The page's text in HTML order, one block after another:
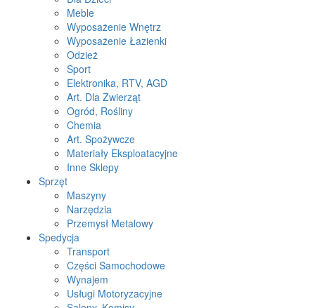
Meble
Wyposażenie Wnętrz
Wyposażenie Łazienki
Odzież
Sport
Elektronika, RTV, AGD
Art. Dla Zwierząt
Ogród, Rośliny
Chemia
Art. Spożywcze
Materiały Eksploatacyjne
Inne Sklepy
Sprzęt
Maszyny
Narzędzia
Przemysł Metalowy
Spedycja
Transport
Części Samochodowe
Wynajem
Usługi Motoryzacyjne